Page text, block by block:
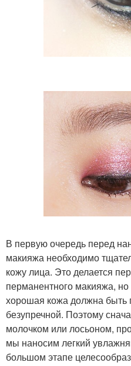
В первую очередь перед
макияжа необходимо
кожу лица. Это делается
перманентного макияжа,
хорошая кожа должна быть
безупречной. Поэтому
молочком или лосьоном,
мы наносим легкий
большом этапе